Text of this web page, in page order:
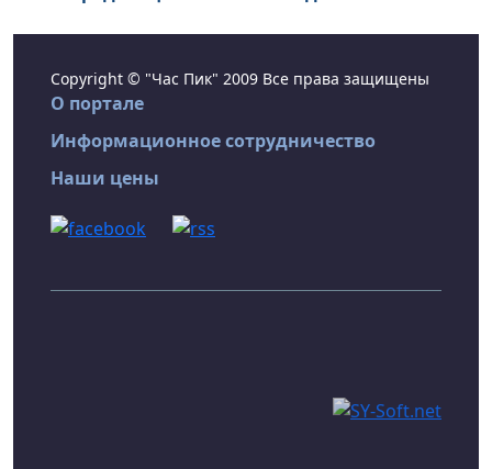
Copyright © "Час Пик" 2009 Все права защищены
О портале
Информационное сотрудничество
Наши цены